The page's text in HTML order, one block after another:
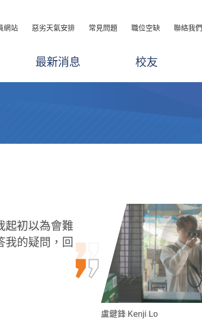
網站 惡劣天氣安排 常見問題 職位空缺 聯絡我們
最新消息 校友
起初以為會難
我的疑問，回
盧鍵鋒 Kenji Lo
描述我在
洪恩 Hung Yan
有許多美好的
最終令我成功
師，課程…
Alexandra Anselmo Sotto